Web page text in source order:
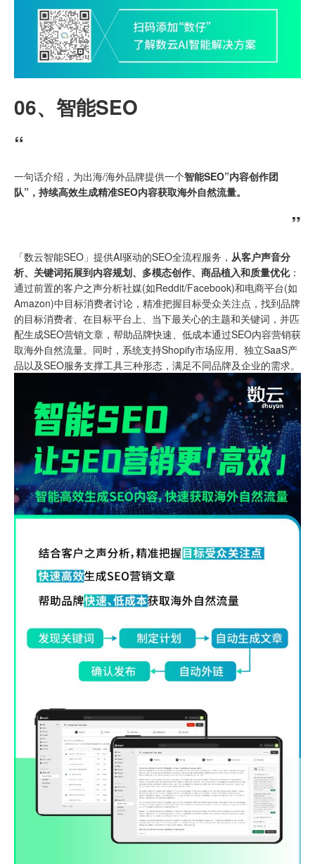
06、 智能SEO
“
一句话介绍，为出海/海外品牌提供一个智能SEO”内容创作团
队” ，持续高效生成精准SEO内容获取海外自然流量。
”
「数云智能SEO」提供AI驱动的SEO全流程服务， 从客户声音分
析、关键词拓展到内容规划、多模态创作、商品植入和质量优化：
通过前置的客户之声分析社媒(如Reddit/Facebook)和电商平台(如
Amazon)中目标消费者讨论，精准把握目标受众关注点，找到品牌
的目标消费者、在目标平台上、当下最关心的主题和关键词，并匹
配生成SEO营销文章，帮助品牌快速、低成本通过SEO内容营销获
取海外自然流量。同时，系统支持Shopify市场应用、独立SaaS产
品以及SEO服务支撑工具三种形态，满足不同品牌及企业的需求。